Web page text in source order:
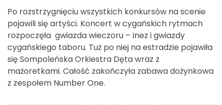
Po rozstrzygnięciu wszystkich konkursów na scenie
pojawili się artyści. Koncert w cygańskich rytmach
rozpoczęła gwiazda wieczoru – Inez i gwiazdy
cygańskiego taboru. Tuż po niej na estradzie pojawiła
się Sompoleńska Orkiestra Dęta wraz z
mażoretkami. Całość zakończyła zabawa dożynkowa
z zespołem Number One.